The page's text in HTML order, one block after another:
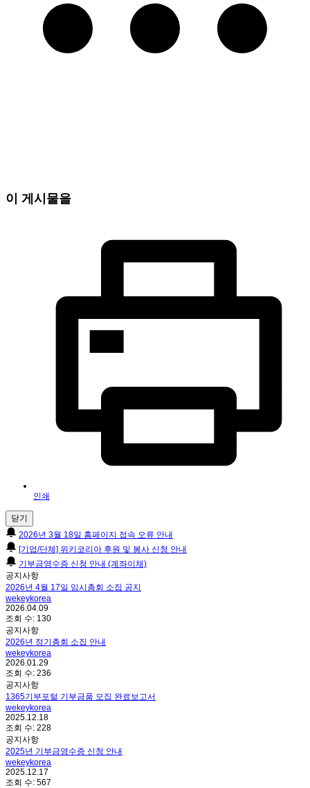
이 게시물을
인쇄
닫기
2026년 3월 18일 홈페이지 접속 오류 안내
[기업/단체] 위키코리아 후원 및 봉사 신청 안내
기부금영수증 신청 안내 (계좌이체)
공지사항
2026년 4월 17일 임시총회 소집 공지
wekeykorea
2026.04.09
조회 수: 130
공지사항
2026년 정기총회 소집 안내
wekeykorea
2026.01.29
조회 수: 236
공지사항
1365기부포털 기부금품 모집 완료보고서
wekeykorea
2025.12.18
조회 수: 228
공지사항
2025년 기부금영수증 신청 안내
wekeykorea
2025.12.17
조회 수: 567